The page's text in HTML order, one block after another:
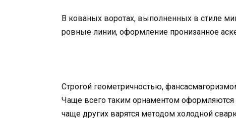
В кованых воротах, выполненных в стиле
ровные линии, оформление пронизанное
Строгой геометричностью,
Чаще всего таким орнаментом
чаще других варятся методом холодной